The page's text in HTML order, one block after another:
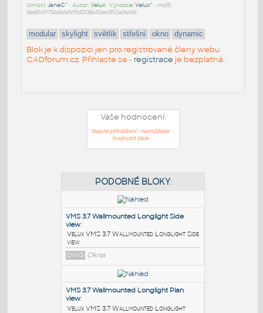
Umístil:JaneC^ • Autor:Velux• Výrobce:Velux^ • md5:
8e85d175b9dd91fd208a12ec8f2a0dd6
modular skylight světlík střešní okno dynamic
Blok je k dispozici jen pro registrované členy webu
CADforum.cz. Přihlaste se - registrace je bezplatná.
Vaše hodnocení:
Nejste přihlášeni - nemůžete
hodnotit blok
PODOBNÉ BLOKY